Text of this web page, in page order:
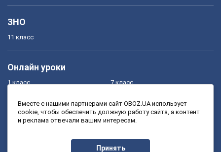
ЗНО
11 класс
Онлайн уроки
1 класс
3 класс
7 класс
9 класс
Вместе с нашими партнерами сайт OBOZ.UA использует
cookie, чтобы обеспечить должную работу сайта, а контент
и реклама отвечали вашим интересам.
Принять